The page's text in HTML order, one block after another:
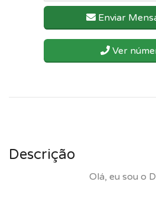
Enviar
Ver
Descrição
Olá, eu sou o